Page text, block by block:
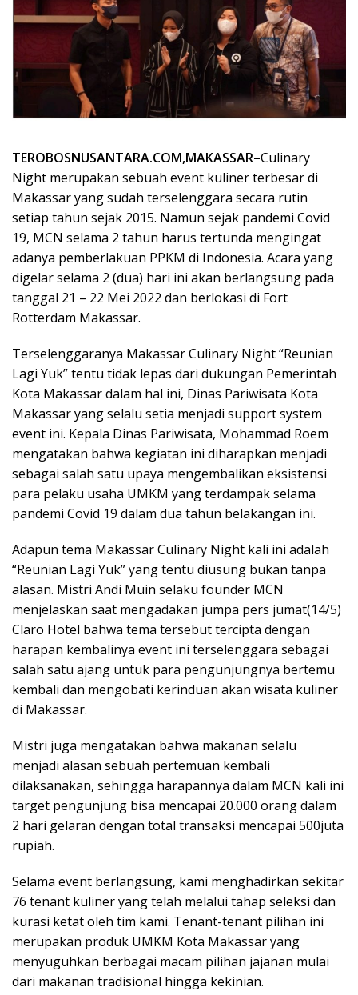
TEROBOSNUSANTARA.COM,MAKASSAR–Culinary
Night merupakan sebuah event kuliner terbesar di
Makassar yang sudah terselenggara secara rutin
setiap tahun sejak 2015. Namun sejak pandemi Covid
19, MCN selama 2 tahun harus tertunda mengingat
adanya pemberlakuan PPKM di Indonesia. Acara yang
digelar selama 2 (dua) hari ini akan berlangsung pada
tanggal 21 – 22 Mei 2022 dan berlokasi di Fort
Rotterdam Makassar.
Terselenggaranya Makassar Culinary Night “Reunian
Lagi Yuk” tentu tidak lepas dari dukungan Pemerintah
Kota Makassar dalam hal ini, Dinas Pariwisata Kota
Makassar yang selalu setia menjadi support system
event ini. Kepala Dinas Pariwisata, Mohammad Roem
mengatakan bahwa kegiatan ini diharapkan menjadi
sebagai salah satu upaya mengembalikan eksistensi
para pelaku usaha UMKM yang terdampak selama
pandemi Covid 19 dalam dua tahun belakangan ini.
Adapun tema Makassar Culinary Night kali ini adalah
“Reunian Lagi Yuk” yang tentu diusung bukan tanpa
alasan. Mistri Andi Muin selaku founder MCN
menjelaskan saat mengadakan jumpa pers jumat(14/5)
Claro Hotel bahwa tema tersebut tercipta dengan
harapan kembalinya event ini terselenggara sebagai
salah satu ajang untuk para pengunjungnya bertemu
kembali dan mengobati kerinduan akan wisata kuliner
di Makassar.
Mistri juga mengatakan bahwa makanan selalu
menjadi alasan sebuah pertemuan kembali
dilaksanakan, sehingga harapannya dalam MCN kali ini
target pengunjung bisa mencapai 20.000 orang dalam
2 hari gelaran dengan total transaksi mencapai 500juta
rupiah.
Selama event berlangsung, kami menghadirkan sekitar
76 tenant kuliner yang telah melalui tahap seleksi dan
kurasi ketat oleh tim kami. Tenant-tenant pilihan ini
merupakan produk UMKM Kota Makassar yang
menyuguhkan berbagai macam pilihan jajanan mulai
dari makanan tradisional hingga kekinian.